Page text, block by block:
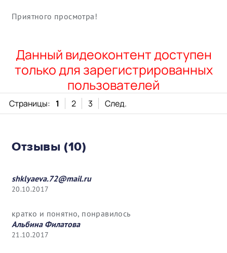
Приятного просмотра!
Данный видеоконтент доступен
только для зарегистрированных
пользователей
Страницы: 1 2 3 След.
Отзывы (10)
shklyaeva.72@mail.ru
20.10.2017
кратко и понятно, понравилось
Альбина Филатова
21.10.2017